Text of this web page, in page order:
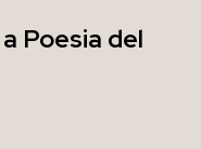
Poesia del